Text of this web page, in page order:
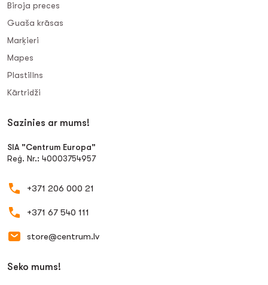
Biroja preces
Guaša krāsas
Marķieri
Mapes
Plastilīns
Kārtridži
Sazinies ar mums!
SIA "Centrum Europa"
Reģ. Nr.: 40003754957
+371 206 000 21
+371 67 540 111
store@centrum.lv
Seko mums!